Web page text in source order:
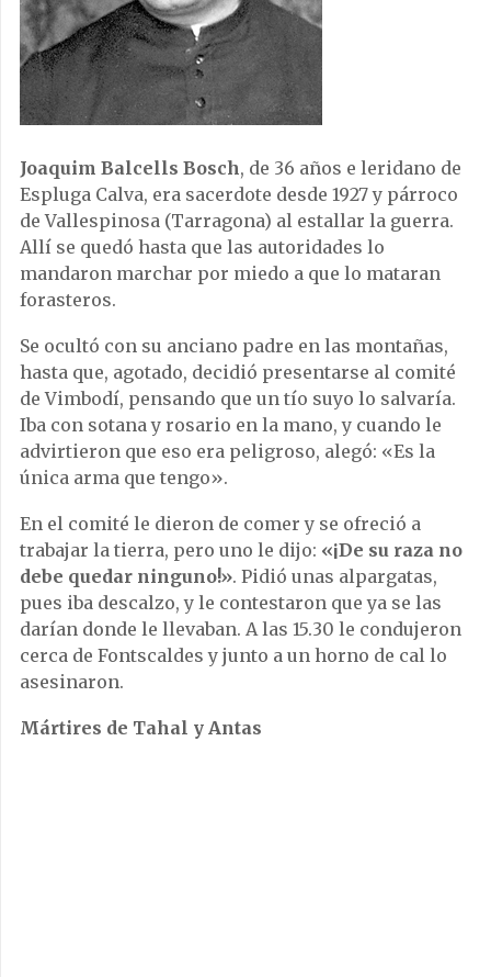
Joaquim Balcells Bosch, de 36 años e leridano de
Espluga Calva, era sacerdote desde 1927 y párroco
de Vallespinosa (Tarragona) al estallar la guerra.
Allí se quedó hasta que las autoridades lo
mandaron marchar por miedo a que lo mataran
forasteros.
Se ocultó con su anciano padre en las montañas,
hasta que, agotado, decidió presentarse al comité
de Vimbodí, pensando que un tío suyo lo salvaría.
Iba con sotana y rosario en la mano, y cuando le
advirtieron que eso era peligroso, alegó: «Es la
única arma que tengo».
En el comité le dieron de comer y se ofreció a
trabajar la tierra, pero uno le dijo: «¡De su raza no
debe quedar ninguno!». Pidió unas alpargatas,
pues iba descalzo, y le contestaron que ya se las
darían donde le llevaban. A las 15.30 le condujeron
cerca de Fontscaldes y junto a un horno de cal lo
asesinaron.
Mártires de Tahal y Antas